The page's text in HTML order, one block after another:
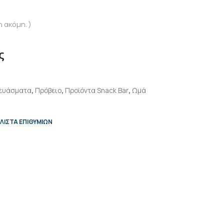
ακόμη. )
, Πρόβειο, Προϊόντα Snack Bar, Ωμά
ΕΠΙΘΥΜΙΏΝ